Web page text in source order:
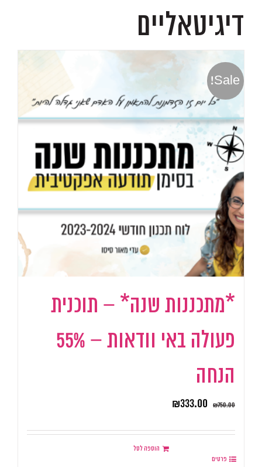
דיגיטאליים
Sale!
*מתכננות שנה* – תוכנית
פעולה באי וודאות – 55%
הנחה
₪750.00
₪333.00
הוספה לסל
פרטים